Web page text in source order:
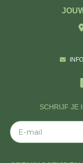
SCHRIJF JE
E-mail